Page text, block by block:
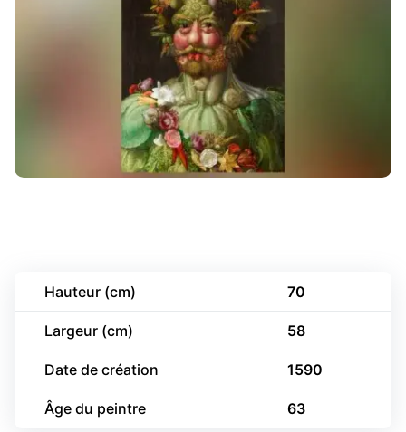
Hauteur (cm) 70
Largeur (cm) 58
Date de création 1590
Âge du peintre 63